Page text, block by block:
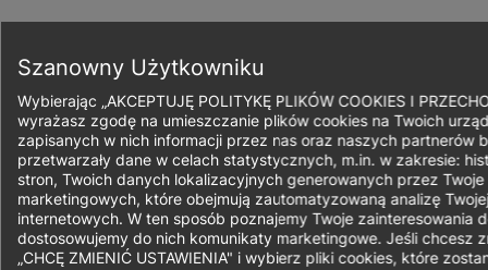
treści
Ścieżka
nawigacyjna
Kierunek:Psychologia
Szanowny Użytkowniku
Wybierając „AKCEPTUJĘ POLITYKĘ PLIKÓW COOKIES I
wyrażasz zgodę na umieszczanie plików cookies na Twoich
zapisanych w nich informacji przez nas oraz naszych partnerów
przetwarzały dane w celach statystycznych, m.in. w zakresie:
stron, Twoich danych lokalizacyjnych generowanych przez
marketingowych, które obejmują zautomatyzowaną analizę
internetowych. W ten sposób poznajemy Twoje zainteresowania
dostosowujemy do nich komunikaty marketingowe. Jeśli chcesz
„CHCĘ ZMIENIĆ USTAWIENIA" i wybierz pliki cookies, które